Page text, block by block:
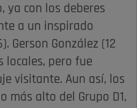
ya con los deberes
a un inspirado
Gerson González (12
locales, pero fue
visitante. Aun así, los
más alto del Grupo D1,